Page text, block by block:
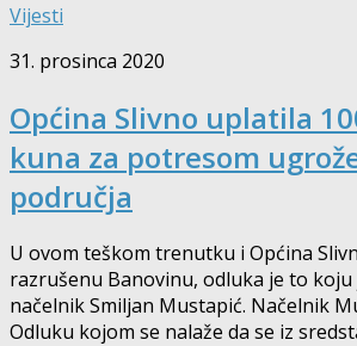
Vijesti
31. prosinca 2020
Općina Slivno uplatila
kuna za potresom
područja
U ovom teškom trenutku i Općina
razrušenu Banovinu, odluka je to
načelnik Smiljan Mustapić. Načelnik
Odluku kojom se nalaže da se iz